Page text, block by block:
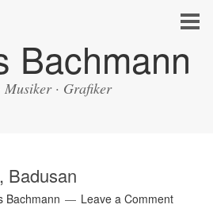
Bachmann
Musiker · Grafiker
Badusan
Bachmann Leave a Comment